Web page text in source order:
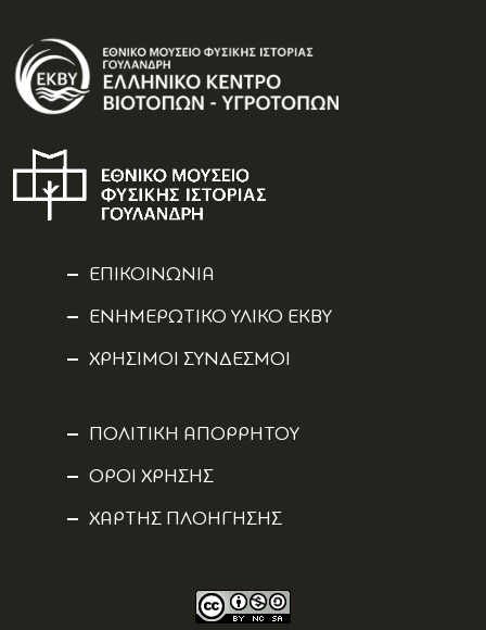
ΕΠΙΚΟΙΝΩΝΙΑ
ΕΝΗΜΕΡΩΤΙΚΟ ΥΛΙΚΟ ΕΚΒΥ
ΧΡΗΣΙΜΟΙ ΣΥΝΔΕΣΜΟΙ
ΠΟΛΙΤΙΚΗ ΑΠΟΡΡΗΤΟΥ
ΟΡΟΙ ΧΡΗΣΗΣ
ΧΑΡΤΗΣ ΠΛΟΗΓΗΣΗΣ